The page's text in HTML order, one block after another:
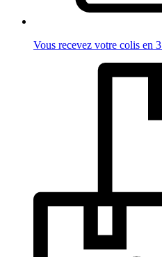
Vous recevez votre colis en